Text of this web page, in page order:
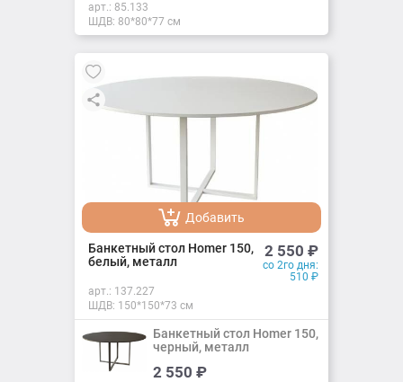
арт.: 85.133
ШДВ: 80*80*77 см
Добавить
Добавлено
Банкетный стол Homer 150,
белый, металл
2 550 ₽
со 2го дня:
510 ₽
арт.: 137.227
ШДВ: 150*150*73 см
Добавить
Банкетный стол Homer 150,
черный, металл
2 550 ₽